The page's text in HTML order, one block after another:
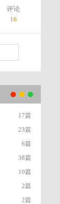
评论
16
17篇
23篇
6篇
38篇
10篇
2篇
2篇